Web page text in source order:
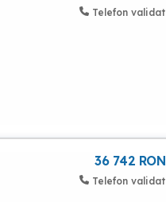
Telefon validat
36 742 RON
Telefon validat